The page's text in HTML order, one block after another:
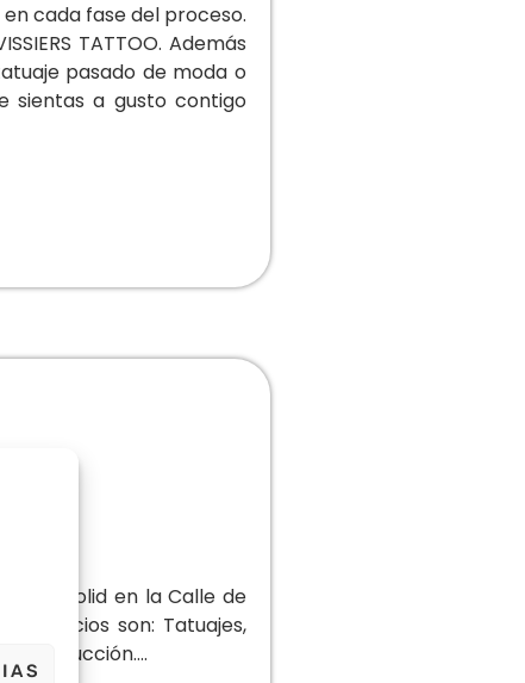
cada fase del proceso.
TATTOO. Además
pasado de moda o
sientas a gusto contigo
Valladolid en la Calle de
servicios son: Tatuajes,